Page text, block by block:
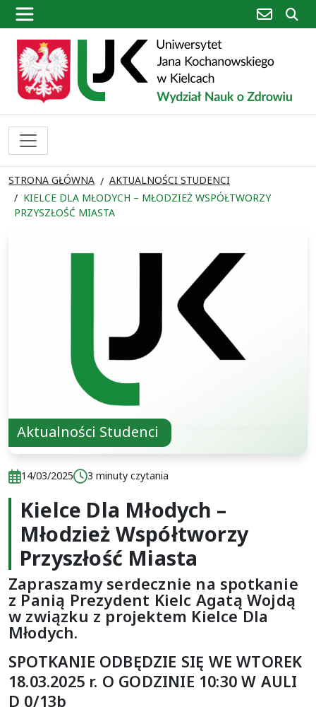
poczta
STRONA GŁÓWNA
AKTUALNOŚCI STUDENCI
KIELCE DLA MŁODYCH – MŁODZIEŻ WSPÓŁTWORZY
PRZYSZŁOŚĆ MIASTA
Aktualności Studenci
Data publikacji:
14/03/2025Czas czytania:
3 minuty czytania
Kielce Dla Młodych –
Młodzież Współtworzy
Przyszłość Miasta
Data publikacji:
14/03/2025Czas czytania:3 minuty czytania
Zapraszamy serdecznie na spotkanie
z Panią Prezydent Kielc Agatą Wojdą
w związku z projektem Kielce Dla
Młodych.
SPOTKANIE ODBĘDZIE SIĘ WE WTOREK
18.03.2025 r. O GODZINIE 10:30 W AULI
D 0/13b